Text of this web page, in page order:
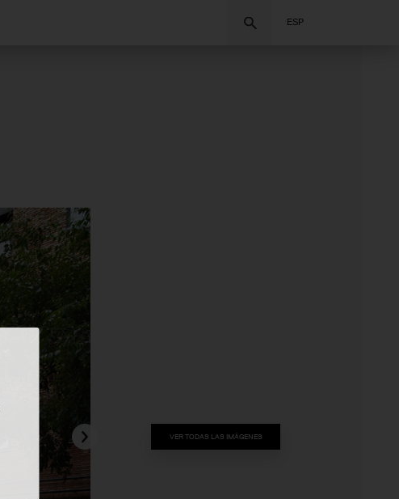
ESP
VER TODAS LAS IMÁGENES